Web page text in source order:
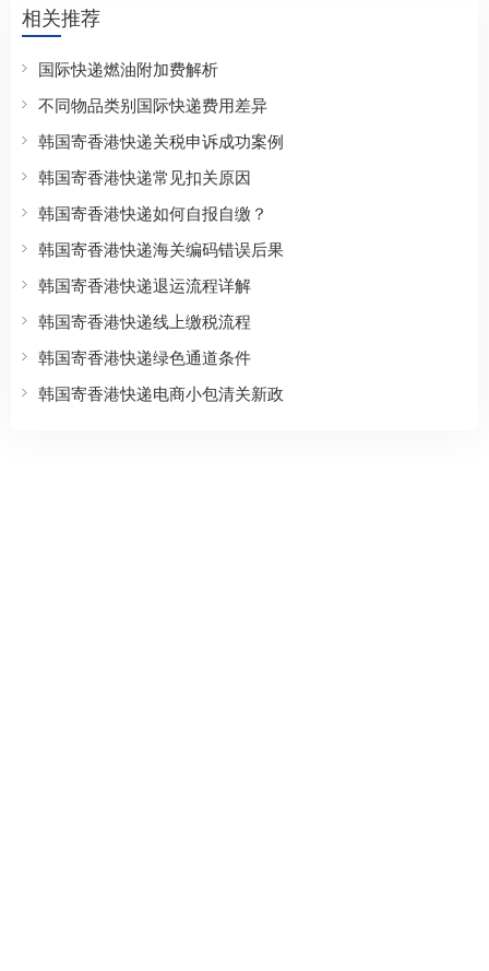
相关推荐
国际快递燃油附加费解析
不同物品类别国际快递费用差异
韩国寄香港快递关税申诉成功案例
韩国寄香港快递常见扣关原因
韩国寄香港快递如何自报自缴？
韩国寄香港快递海关编码错误后果
韩国寄香港快递退运流程详解
韩国寄香港快递线上缴税流程
韩国寄香港快递绿色通道条件
韩国寄香港快递电商小包清关新政